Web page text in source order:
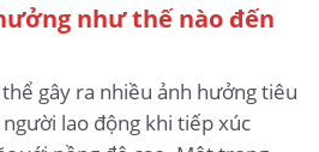
như thế nào đến
gây ra nhiều ảnh hưởng tiêu
lao động khi tiếp xúc